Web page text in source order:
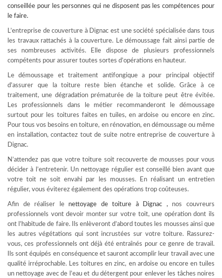
conseillée pour les personnes qui ne disposent pas les compétences pour
le faire.
L’entreprise de couverture à Dignac est une société spécialisée dans tous
les travaux rattachés à la couverture. Le démoussage fait ainsi partie de
ses nombreuses activités. Elle dispose de plusieurs professionnels
compétents pour assurer toutes sortes d’opérations en hauteur.
Le démoussage et traitement antifongique a pour principal objectif
d’assurer que la toiture reste bien étanche et solide. Grâce à ce
traitement, une dégradation prématurée de la toiture peut être évitée.
Les professionnels dans le métier recommanderont le démoussage
surtout pour les toitures faites en tuiles, en ardoise ou encore en zinc.
Pour tous vos besoins en toiture, en rénovation, en démoussage ou même
en installation, contactez tout de suite notre entreprise de couverture à
Dignac.
N’attendez pas que votre toiture soit recouverte de mousses pour vous
décider à l’entretenir. Un nettoyage régulier est conseillé bien avant que
votre toit ne soit envahi par les mousses. En réalisant un entretien
régulier, vous éviterez également des opérations trop coûteuses.
Afin de réaliser le nettoyage de toiture à Dignac ,nos couvreurs
professionnels vont devoir monter sur votre toit, une opération dont ils
ont l’habitude de faire. Ils enlèveront d’abord toutes les mousses ainsi que
les autres végétations qui sont incrustées sur votre toiture. Rassurez-
vous, ces professionnels ont déjà été entraînés pour ce genre de travail.
Ils sont équipés en conséquence et sauront accomplir leur travail avec une
qualité irréprochable. Les toitures en zinc, en ardoise ou encore en tuiles
un nettoyage avec de l’eau et du détergent pour enlever les tâches noires